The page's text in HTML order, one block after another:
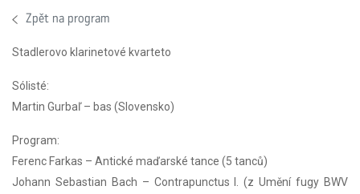
Zpět na program
Stadlerovo klarinetové kvarteto
Sólisté:
Martin Gurbaľ – bas (Slovensko)
Program:
Ferenc Farkas – Antické maďarské tance (5 tanců)
Johann Sebastian Bach – Contrapunctus I. (z Umění fugy BWV